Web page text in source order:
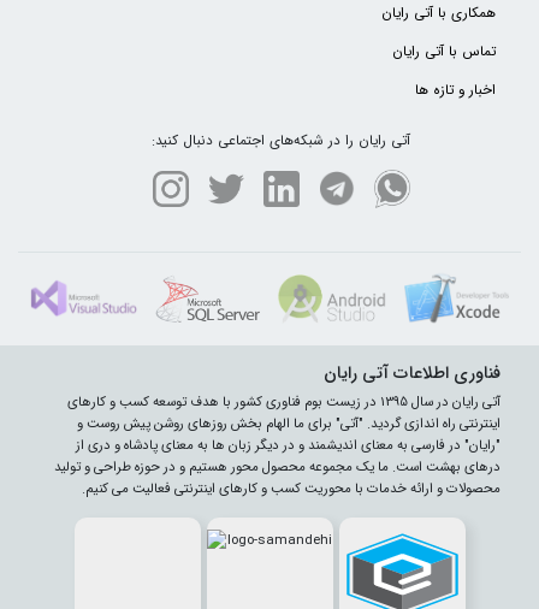
همکاری با آتی رایان
تماس با آتی رایان
اخبار و تازه ها
آتی رایان را در شبکه‌های اجتماعی دنبال کنید:
فناوری اطلاعات آتی رایان
آتی رایان در سال 1395 در زیست بوم فناوری کشور با هدف توسعه کسب و کارهای
اینترنتی راه اندازی گردید. "آتی" برای ما الهام بخش روزهای روشن پیش روست و
"رایان" در فارسی به معنای اندیشمند و در دیگر زبان ها به معنای پادشاه و دری از
درهای بهشت است. ما یک مجموعه محصول محور هستیم و در حوزه طراحی و تولید
محصولات و ارائه خدمات با محوریت کسب و کارهای اینترنتی فعالیت می کنیم.